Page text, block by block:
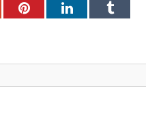
PinterestLinkedInTumblr